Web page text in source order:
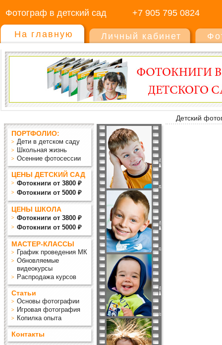
Фотограф в детский сад +7 905 795 0824
На главную Личный кабинет
Детский
ПОРТФОЛИО:
Дети в детском саду
Школьная жизнь
Осенние фотосессии
ЦЕНЫ ДЕТСКИЙ САД
Фотокниги от 3800 ₽
Фотокниги от 5000 ₽
ЦЕНЫ ШКОЛА
Фотокниги от 3800 ₽
Фотокниги от 5000 ₽
МАСТЕР-КЛАССЫ
График проведения МК
Обновляемые
видеокурсы
Распродажа курсов
Статьи
Основы фотографии
Игровая фотография
Копилка опыта
Контакты